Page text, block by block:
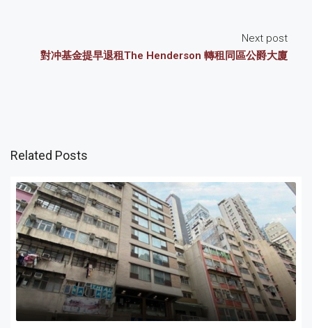
Next post
對冲基金提早退租The Henderson 轉租同區公爵大廈
Related Posts